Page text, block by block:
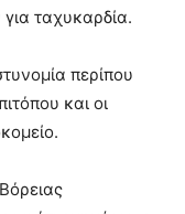
ταχυκαρδία.
περίπου
και οι